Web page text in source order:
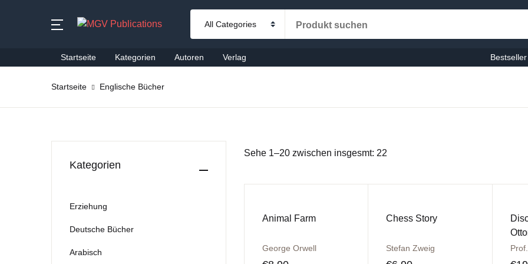
Startseite Kategorien Autoren Verlag Bestseller
Recherche
Kinderbücher
Religiöse Bücher
Leseempfehlung
Ihr
Startseite Englische Bücher
Sehe 1–20 zwischen insgesmt: 22
Animal Farm
George Orwell
Chess Story
Stefan Zweig
Kategorien
Erziehung
Deutsche Bücher
Arabisch